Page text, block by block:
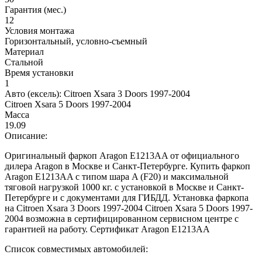
Гарантия (мес.)
12
Условия монтажа
Горизонтальный, условно-съемный
Материал
Стальной
Время установки
1
Авто (ексель): Citroen Xsara 3 Doors 1997-2004
Citroen Xsara 5 Doors 1997-2004
Масса
19.09
Описание:
Оригинальный фаркоп Aragon E1213AA от официального
дилера Aragon в Москве и Санкт-Петербурге. Купить фаркоп
Aragon E1213AA с типом шара A (F20) и максимальной
тяговой нагрузкой 1000 кг. с установкой в Москве и Санкт-
Петербурге и с документами для ГИБДД. Установка фаркопа
на Citroen Xsara 3 Doors 1997-2004 Citroen Xsara 5 Doors 1997-
2004 возможна в сертифицированном сервисном центре с
гарантией на работу. Сертификат Aragon E1213AA
Список совместимых автомобилей: